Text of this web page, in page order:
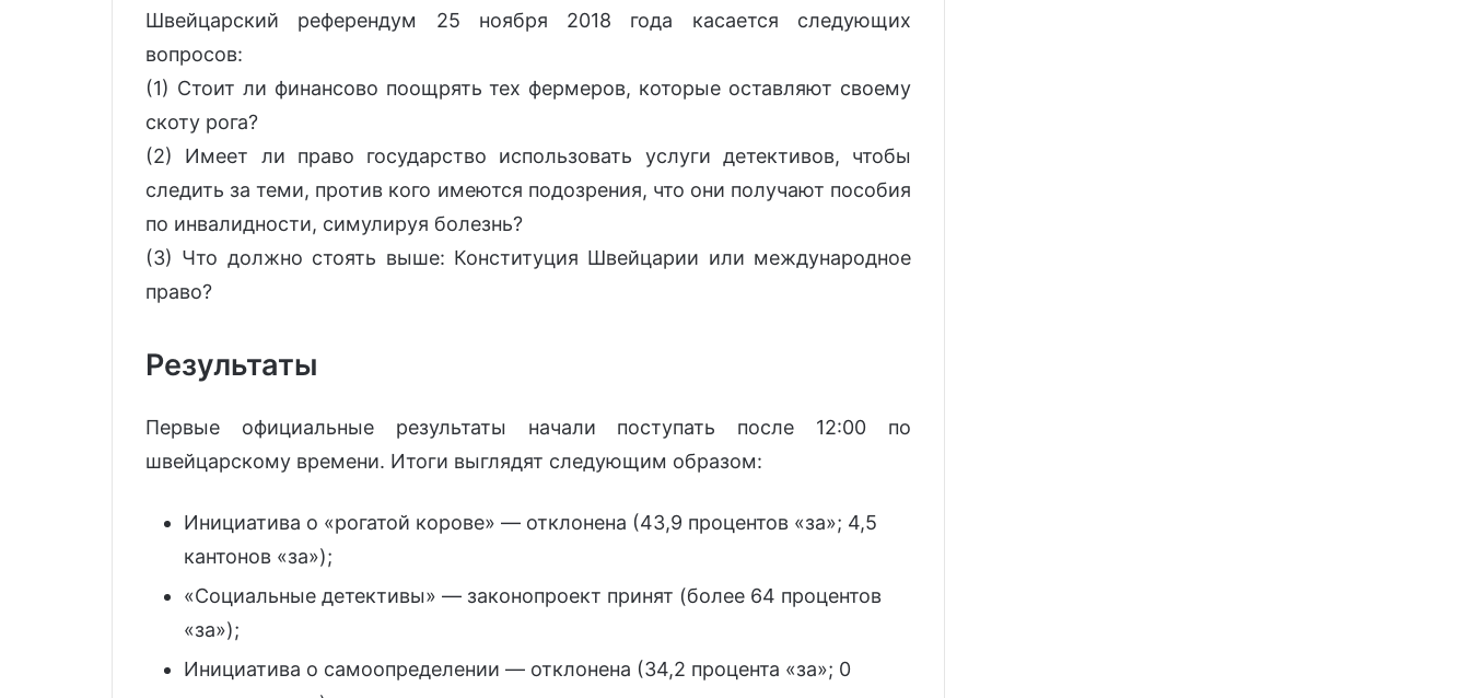
Швейцарский референдум 25 ноября 2018 года касается следующих
вопросов:
(1) Стоит ли финансово поощрять тех фермеров, которые оставляют своему
скоту рога?
(2) Имеет ли право государство использовать услуги детективов, чтобы
следить за теми, против кого имеются подозрения, что они получают пособия
по инвалидности, симулируя болезнь?
(3) Что должно стоять выше: Конституция Швейцарии или международное
право?
Результаты
Первые официальные результаты начали поступать после 12:00 по
швейцарскому времени. Итоги выглядят следующим образом:
Инициатива о «рогатой корове» — отклонена (43,9 процентов «за»; 4,5
кантонов «за»);
«Социальные детективы» — законопроект принят (более 64 процентов
«за»);
Инициатива о самоопределении — отклонена (34,2 процента «за»; 0